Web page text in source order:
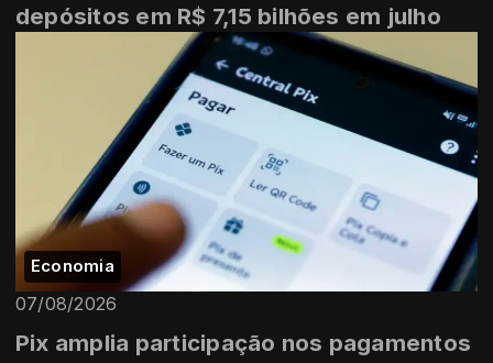
depósitos em R$ 7,15 bilhões em julho
Economia
07/08/2026
Pix amplia participação nos pagamentos